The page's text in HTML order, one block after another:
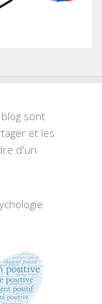
sont
et les
d'un